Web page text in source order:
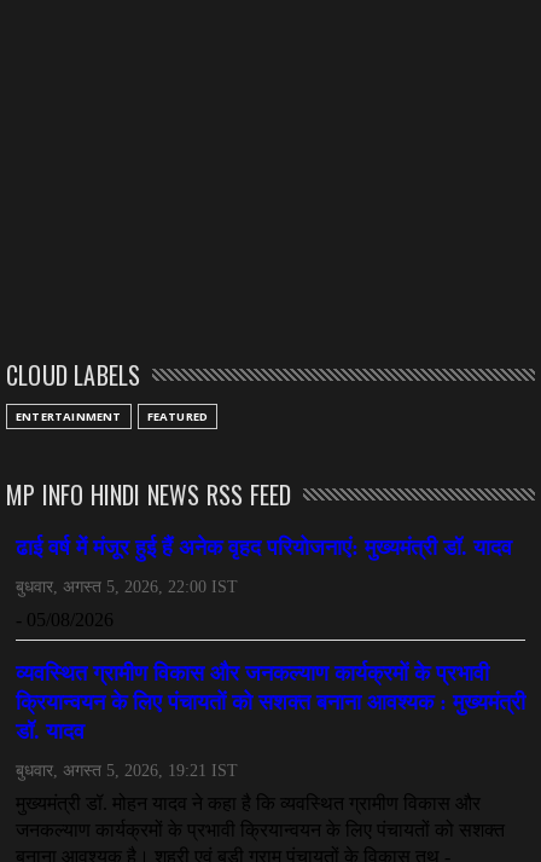
CLOUD LABELS
ENTERTAINMENT FEATURED
MP INFO HINDI NEWS RSS FEED